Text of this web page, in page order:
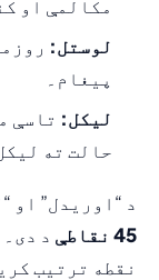
مکالمې او
لوستل:
پیغام۔
لیکل: تاسې
حالت ته
د “اوریدل” او
45 نقاطې
د
نقطه ترتیب